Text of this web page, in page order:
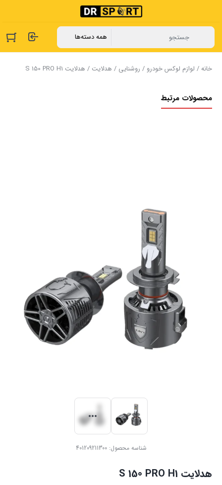
خانه/ لوازم لوکس خودرو / روشنایی / هدلایت / هدلایت S 150 PRO H1
محصولات مرتبط
شناسه محصول:401209211300
هدلایت S 150 PRO H1